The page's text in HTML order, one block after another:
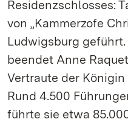
Residenzschlosses:
von „Kammerzofe
Ludwigsburg
beendet Anne
Vertraute der
Rund 4.500
führte sie etwa